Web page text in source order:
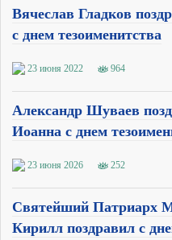
Вячеслав Гладков
с днем тезоименитства
23 июня 2022 964
Александр Шуваев
Иоанна с днем
23 июня 2026 252
Святейший Патриарх
Кирилл поздравил с